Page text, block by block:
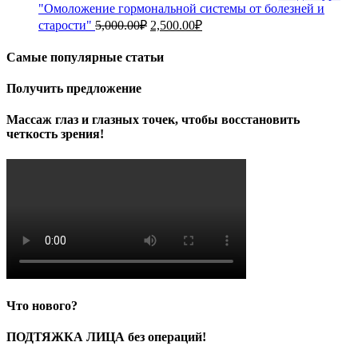
"Омоложение гормональной системы от болезней и
старости" 5,000.00₽ Первоначальная
2,500.00₽Текущая
Самые популярные статьи
Получить предложение
Массаж глаз и глазных точек, чтобы восстановить
четкость зрения!
Что нового?
ПОДТЯЖКА ЛИЦА без операций!